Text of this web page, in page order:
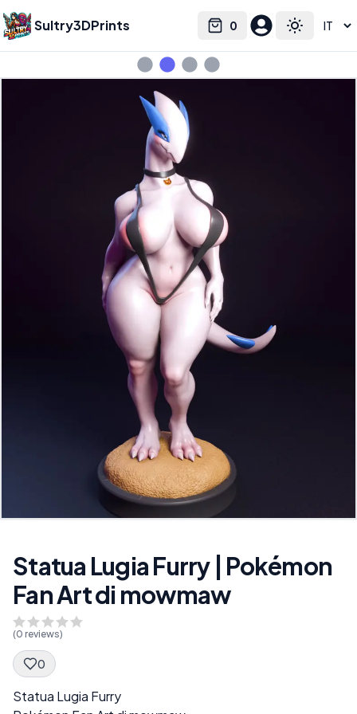
Sultry3DPrints 0
Cart Toggle
Select language
Statua Lugia Furry | Pokémon
Fan Art di mowmaw
(0 reviews)
0
Spec Description
Statua Lugia Furry